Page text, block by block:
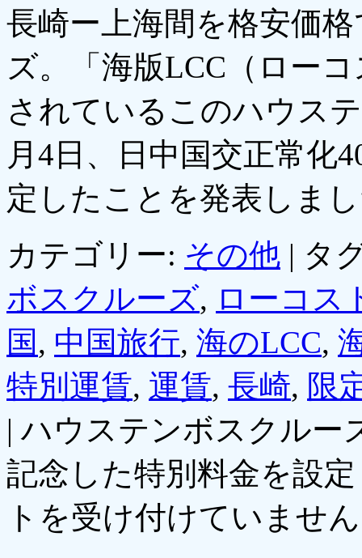
長崎ー上海間を格安価
ズ。「海版LCC（ロー
されているこのハウス
月4日、日中国交正常化
定したことを発表しま
カテゴリー: その他 | タ
ボスクルーズ, ローコス
国, 中国旅行, 海のLCC,
特別運賃, 運賃, 長崎, 限
| ハウステンボスクルー
記念した特別料金を設
トを受け付けていませ